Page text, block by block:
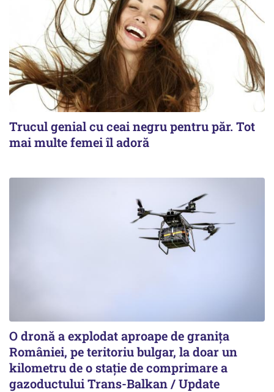
Trucul genial cu ceai negru pentru păr. Tot
mai multe femei îl adoră
O dronă a explodat aproape de granița
României, pe teritoriu bulgar, la doar un
kilometru de o stație de comprimare a
gazoductului Trans-Balkan / Update